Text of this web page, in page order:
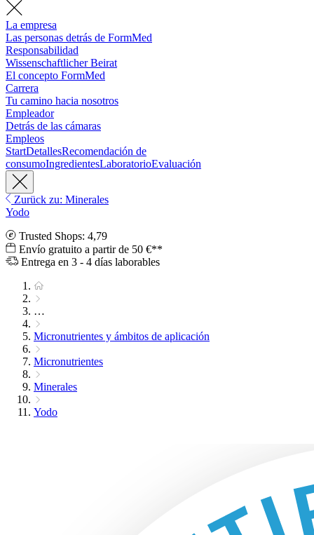
La empresa
Las personas detrás de FormMed
Responsabilidad
Wissenschaftlicher Beirat
El concepto FormMed
Carrera
Tu camino hacia nosotros
Empleador
Detrás de las cámaras
Empleos
StartDetallesRecomendación de
consumoIngredientesLaboratorioEvaluación
Zurück zu: Minerales
Yodo
Trusted Shops: 4,79
Envío gratuito a partir de 50 €**
Entrega en 3 - 4 días laborables
…
Micronutrientes y ámbitos de aplicación
Micronutrientes
Minerales
Yodo